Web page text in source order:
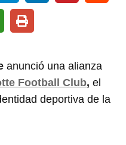
anunció una alianza
Football Club, el
deportiva de la